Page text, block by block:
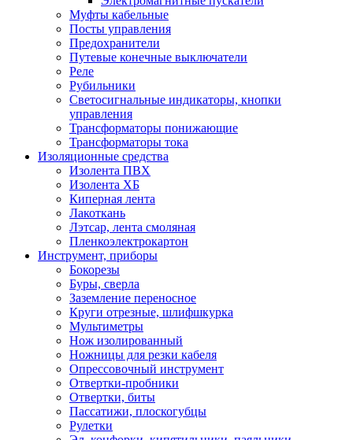
Муфты кабельные
Посты управления
Предохранители
Путевые конечные выключатели
Реле
Рубильники
Светосигнальные индикаторы, кнопки
управления
Трансформаторы понижающие
Трансформаторы тока
Изоляционные средства
Изолента ПВХ
Изолента ХБ
Киперная лента
Лакоткань
Лэтсар, лента смоляная
Пленкоэлектрокартон
Инструмент, приборы
Бокорезы
Буры, сверла
Заземление переносное
Круги отрезные, шлифшкурка
Мультиметры
Нож изолированный
Ножницы для резки кабеля
Опрессовочный инструмент
Отвертки-пробники
Отвертки, биты
Пассатижи, плоскогубцы
Рулетки